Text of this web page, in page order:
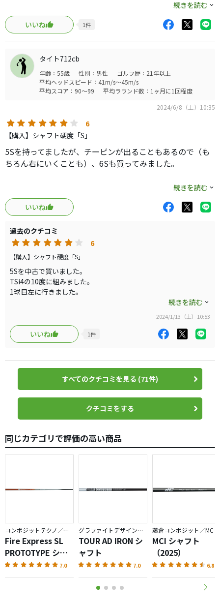
狙った球筋を出せるので逆玉は出にくいと思います。
飛距離も振った分だけ出るように思います。
スピンも適正できれいな球筋になります。
続きを読む
いいね
1件
タイト712cb
年齢：55歳 性別：男性
ゴルフ歴：21年以上
平均ヘッドスピード：41m/s～45m/s
平均スコア：90～99
平均ラウンド数：1ヶ月に1回程度
2024/6/8（土）10:35
6
【購入】シャフト硬度「S」
5Sを持ってましたが、チーピンが出ることもあるので（も
ちろん右にいくことも）、6Sも買ってみました。
重さは感じません。多分1ラウンドしてもそんなに疲れない
印象。
飛距離は落ちてないと思います。
総じていい感じかなと。
トルクの違いが一番かと思いますが、大きな差はないよう
な。。
でもチーピンがなくなればそれだけで万々歳です。
続きを読む
いいね
過去のクチコミ
6
【購入】シャフト硬度「S」
5Sを中古で買いました。
TSi4の10度に組みました。
1球目左に行きました。
30球ほど打って、左目3割、中央6割、右1割という感じでした。
6Sでも良かったかもしれません。
HSはおそらく44くらいなので、ちょうど迷うとこなんですよ
ね。。
左にいかないシャフトでもないという印象です。
右には大きく曲がらない感じ（すっぽ抜けない感じ）でしたの
で、それがずっと続くなら私の望み通りですし、買って正解で
飛距離は普通だと思いました。
2〜3ヶ月使って、ラウンドも3回くらいしないと、本当の実力は
分からないですね。機会があればまたインプします。
シャフト全体がしなるというのはその通りです。
中古でも1.5万円くらいはみとかないといけませんが、気になっ
続きを読む
2024/1/13（土）10:53
いいね 1件
すべてのクチコミを見る (71件)
クチコミをする
同じカテゴリで評価の高い商品
コンポジットテクノ／ファイアーエクスプレス
Fire Express SL
PROTOTYPE シャ
フト
7.0
グラファイトデザイン／TOUR AD
TOUR AD IRON シ
ャフト
7.0
藤倉コンポジット／MC
MCI シャフト
（2025）
6.8